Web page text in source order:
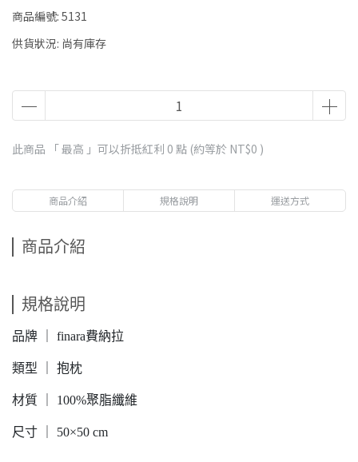
商品編號: 5131
供貨狀況: 尚有庫存
此商品 「 最高 」可以折抵紅利 0 點 (約等於 NT$0 )
商品介紹 規格說明 運送方式
商品介紹
規格說明
品牌 ｜ finara費納拉
類型 ｜ 抱枕
材質 ｜ 100%聚脂纖維
尺寸 ｜ 50×50 cm